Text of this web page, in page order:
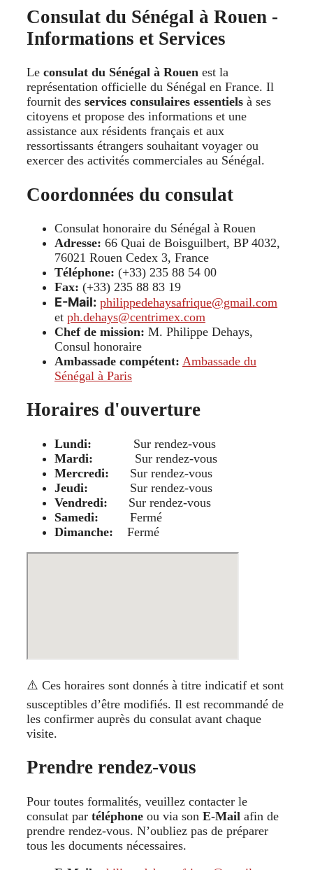
Consulat du Sénégal à Rouen -
Informations et Services
Le consulat du Sénégal à Rouen est la
représentation officielle du Sénégal en France. Il
fournit des services consulaires essentiels à ses
citoyens et propose des informations et une
assistance aux résidents français et aux
ressortissants étrangers souhaitant voyager ou
exercer des activités commerciales au Sénégal.
Coordonnées du consulat
Consulat honoraire du Sénégal à Rouen
Adresse: 66 Quai de Boisguilbert, BP 4032,
76021 Rouen Cedex 3, France
Téléphone: (+33) 235 88 54 00
Fax: (+33) 235 88 83 19
E-Mail: philippedehaysafrique@gmail.com
et ph.dehays@centrimex.com
Chef de mission: M. Philippe Dehays,
Consul honoraire
Ambassade compétent: Ambassade du
Sénégal à Paris
Horaires d'ouverture
Lundi: Sur rendez-vous
Mardi: Sur rendez-vous
Mercredi: Sur rendez-vous
Jeudi: Sur rendez-vous
Vendredi: Sur rendez-vous
Samedi: Fermé
Dimanche: Fermé
⚠️ Ces horaires sont donnés à titre indicatif et sont
susceptibles d’être modifiés. Il est recommandé de
les confirmer auprès du consulat avant chaque
visite.
Prendre rendez-vous
Pour toutes formalités, veuillez contacter le
consulat par téléphone ou via son E-Mail afin de
prendre rendez-vous. N’oubliez pas de préparer
tous les documents nécessaires.